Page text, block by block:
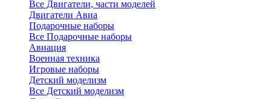
Все Двигатели, части моделей
Двигатели Авиа
Подарочные наборы
Все Подарочные наборы
Авиация
Военная техника
Игровые наборы
Детский моделизм
Все Детский моделизм